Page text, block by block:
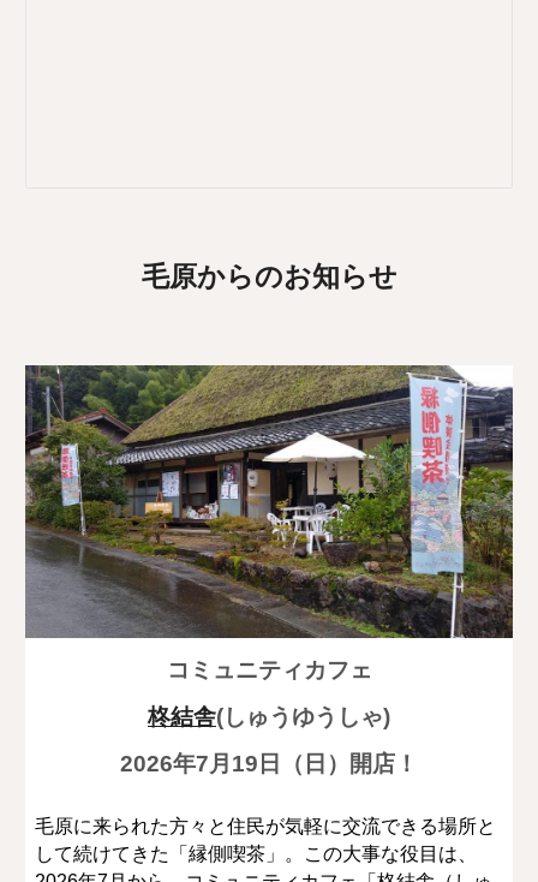
毛原からのお知らせ
コミュニティカフェ
柊結舎(しゅうゆうしゃ)
2026年7月19日（日）開店！
毛原に来られた方々と住民が気軽に交流できる場所と
して続けてきた「縁側喫茶」。この大事な役目は、